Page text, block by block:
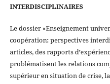
INTERDISCIPLINAIRES
Le dossier «Enseignement
coopération: perspectives
articles, des rapports
problématisent les relations
supérieur en situation de crise,